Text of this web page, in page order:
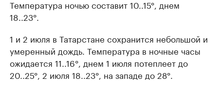
Температура ночью составит 10..15°, днем
18..23°.
1 и 2 июля в Татарстане сохранится небольшой и
умеренный дождь. Температура в ночные часы
ожидается 11..16°, днем 1 июля потеплеет до
20..25°, 2 июля 18..23°, на западе до 28°.